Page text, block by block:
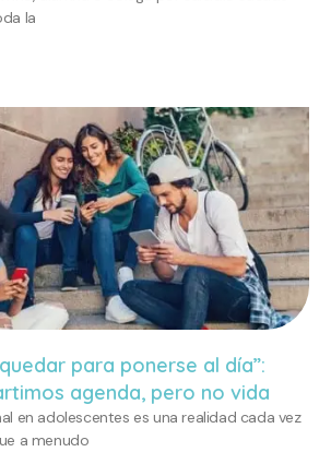
la
para ponerse al día”:
agenda, pero no vida
en adolescentes es una realidad cada vez
a menudo